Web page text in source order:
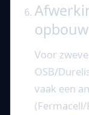
opbouw
Voor
OSB/
vaak een